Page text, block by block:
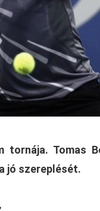
Tomas
jó szereplését.